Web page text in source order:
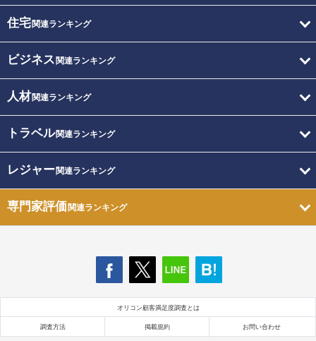
住宅関連ランキング
ビジネス 関連ランキング
人材関連ランキング
トラベル関連ランキング
レジャー関連ランキング
専門家評価関連ランキング
オリコン顧客満足度調査とは
調査方法 掲載規約 お問い合わせ